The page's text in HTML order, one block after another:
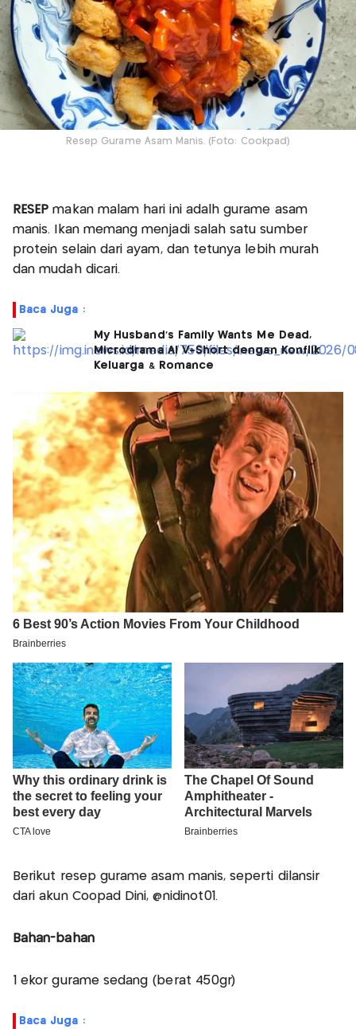
Resep Gurame Asam Manis. (Foto: Cookpad)
RESEPmakan malam hari ini adalh gurame asam
manis. Ikan memang menjadi salah satu sumber
protein selain dari ayam, dan tetunya lebih murah
dan mudah dicari.
Baca Juga :
My Husband’s Family Wants Me Dead,
Microdrama AI V+Short dengan Konflik
Keluarga & Romance
Berikut resep gurame asam manis, seperti dilansir
dari akun Coopad Dini, @nidinot01.
Bahan-bahan
1 ekor gurame sedang (berat 450gr)
Baca Juga :